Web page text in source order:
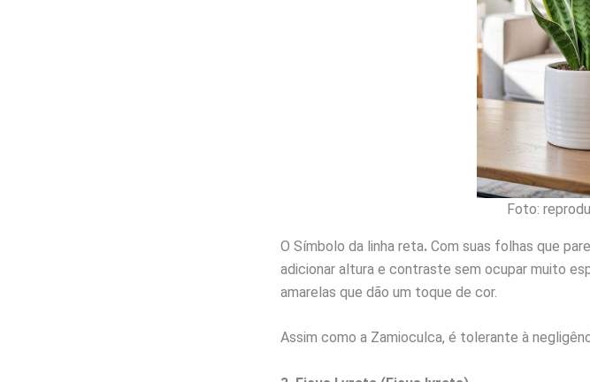
Foto:
O Símbolo da linha reta. Com suas folhas que
adicionar altura e contraste sem ocupar muito
amarelas que dão um toque de cor.
Assim como a Zamioculca, é tolerante à